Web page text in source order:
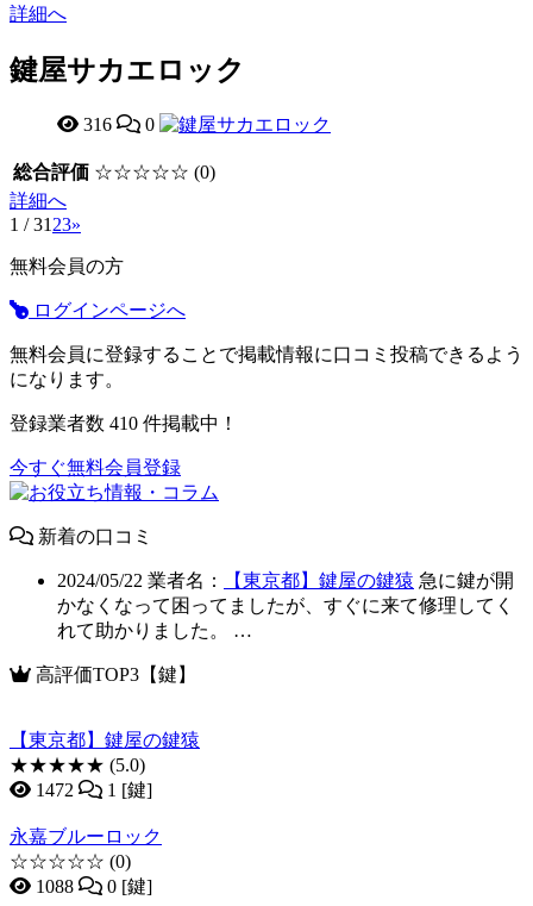
詳細へ
鍵屋サカエロック
316 0
総合評価 ☆☆☆☆☆ (0)
詳細へ
1 / 31 23»
無料会員の方
ログインページへ
無料会員に登録することで掲載情報に口コミ投稿できるよう
になります。
登録業者数 410 件掲載中！
今すぐ無料会員登録
新着の口コミ
2024/05/22 業者名： 【東京都】鍵屋の鍵猿 急に鍵が開
かなくなって困ってましたが、すぐに来て修理してく
れて助かりました。 …
高評価TOP3【鍵】
【東京都】鍵屋の鍵猿
★★★★★ (5.0)
1472
1 [鍵]
永嘉ブルーロック
☆☆☆☆☆ (0)
1088
0 [鍵]